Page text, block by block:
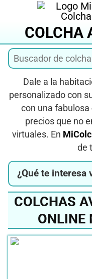
contenidoCOLCHA
Dale a la
personalizado con
con una fabulosa
precios que no
virtuales. En
de
¿Qué te interesa
COLCHAS
ONLINE